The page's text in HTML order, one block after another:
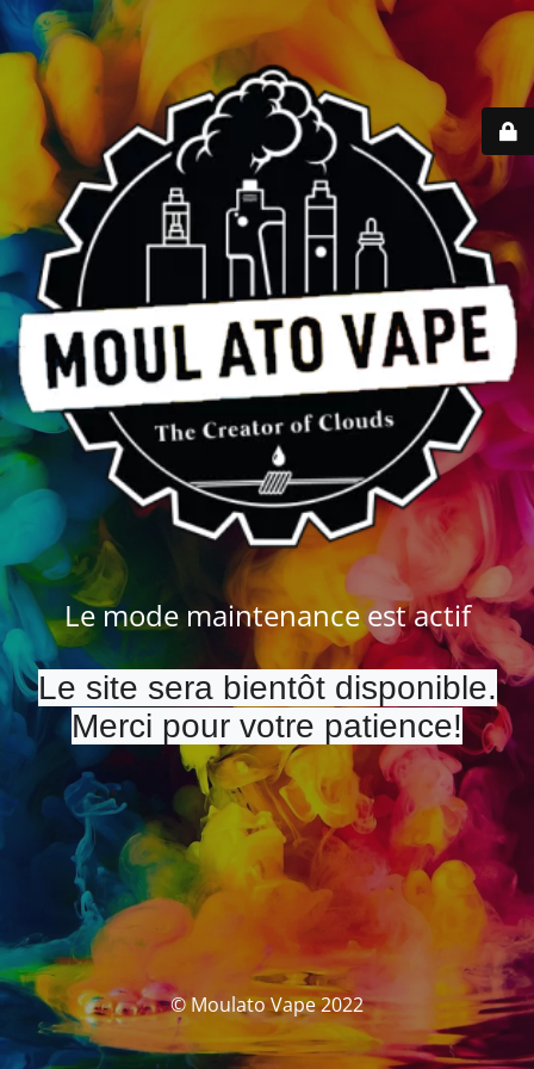
Le mode maintenance est actif
Le site sera bientôt disponible.
Merci pour votre patience!
© Moulato Vape 2022